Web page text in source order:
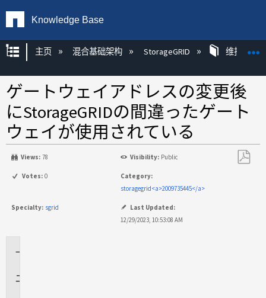
Knowledge Base
扩展/隐缩全局层次
主页 混合基础架构 StorageGRID 维护
ゲートウェイアドレスの変更後
にStorageGRIDの間違ったゲート
ウェイが使用されている
Views: 78 Visibility: Public
Votes: 0
Category:
storagegrid<a>2009735445</a>
Specialty: sgrid
Last Updated:
12/29/2023, 10:53:08 AM